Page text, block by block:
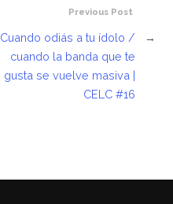
Previous Post
Cuando odiás a tu ídolo /
cuando la banda que te
gusta se vuelve masiva |
CELC #16
→